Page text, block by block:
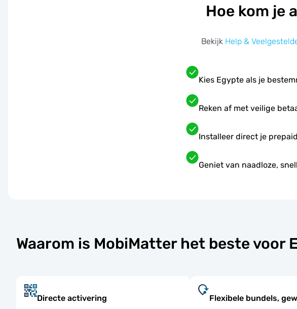
Hoe kom je
Bekijk Help &
Kies Egypte als je
Reken af met veilige
Installeer direct je
Geniet van naadloze,
Waarom is MobiMatter het beste voor
Directe activering Flexibele bundels,